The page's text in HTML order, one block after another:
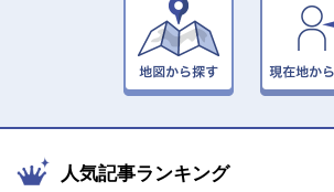
人気記事ランキング